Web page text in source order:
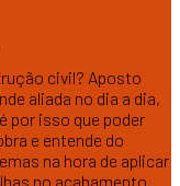
civil? Aposto
aliada no dia a dia,
por isso que poder
e entende do
na hora de aplicar
no acabamento.